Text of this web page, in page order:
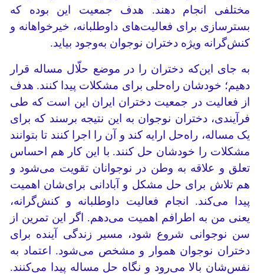
مختلفی انجام دهند. هدف جمعیت این بوده که
بسترسازی برای فعالیت‌های داوطلبانه، خیرخواهانه و
کنش‌گرانه ویژه دختران نوجوان به‌وجود بیاید.
به جای این‌که دختران را در موضع حلّال مساله قرار
دهیم؛ خودشان راه‌حلی برای مشکلات پیدا کنند. هدف
از فعالیت در جمعیت دختران ایران این است که طی
فرآیندی، دختران نوجوان به این نتیجه برسند که برای
یک مساله،‌ راه‌حل ارایه کند و آن را اجرا کنند تا بتوانند
مشکلات را خودشان حل کنند. با این کار هم احساس
تعلق و علاقه به وطن در نوجوانان تقویت می‌شود و
هم تلاش برای حل مشکل و آبادانی برای‌شان اهمیت
پیدا می‌کند. انجام فعالیت داوطلبانه و کنش‌گرانه،
یعنی من به اطرافم اهمیت می‌دهم. اگر این تمرین از
سن نوجوانی شروع شود، مسیر زندگی آینده برای
دختران نوجوان هموار و مشخص می‌شود. اعتماد به
نفس‌شان بالا می‌رود و نگاه حل مساله پیدا می‌کنند.